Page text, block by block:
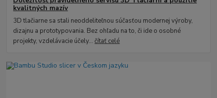
kvalitných mazív
3D tlačiarne sa stali neoddeliteľnou súčasťou modernej výroby,
dizajnu a prototypovania. Bez ohľadu na to, či ide o osobné
projekty, vzdelávacie účely...čítať celé